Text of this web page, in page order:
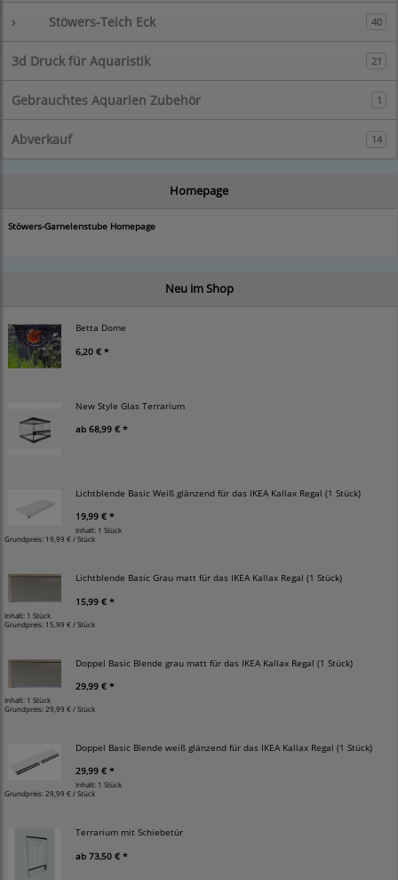
› Stöwers-Teich Eck 40
3d Druck für Aquaristik 21
Gebrauchtes Aquarien Zubehör 1
Abverkauf 14
Homepage
Stöwers-Garnelenstube Homepage
Neu im Shop
Betta Dome
6,20 € *
New Style Glas Terrarium
ab 68,99 € *
Lichtblende Basic Weiß glänzend für das IKEA Kallax Regal (1 Stück)
19,99 € *
Inhalt: 1 Stück
Grundpreis: 19,99 € / Stück
Lichtblende Basic Grau matt für das IKEA Kallax Regal (1 Stück)
15,99 € *
Inhalt: 1 Stück
Grundpreis: 15,99 € / Stück
Doppel Basic Blende grau matt für das IKEA Kallax Regal (1 Stück)
29,99 € *
Inhalt: 1 Stück
Grundpreis: 29,99 € / Stück
Doppel Basic Blende weiß glänzend für das IKEA Kallax Regal (1 Stück)
29,99 € *
Inhalt: 1 Stück
Grundpreis:29,99 € / Stück
Terrarium mit Schiebetür
ab 73,50 € *